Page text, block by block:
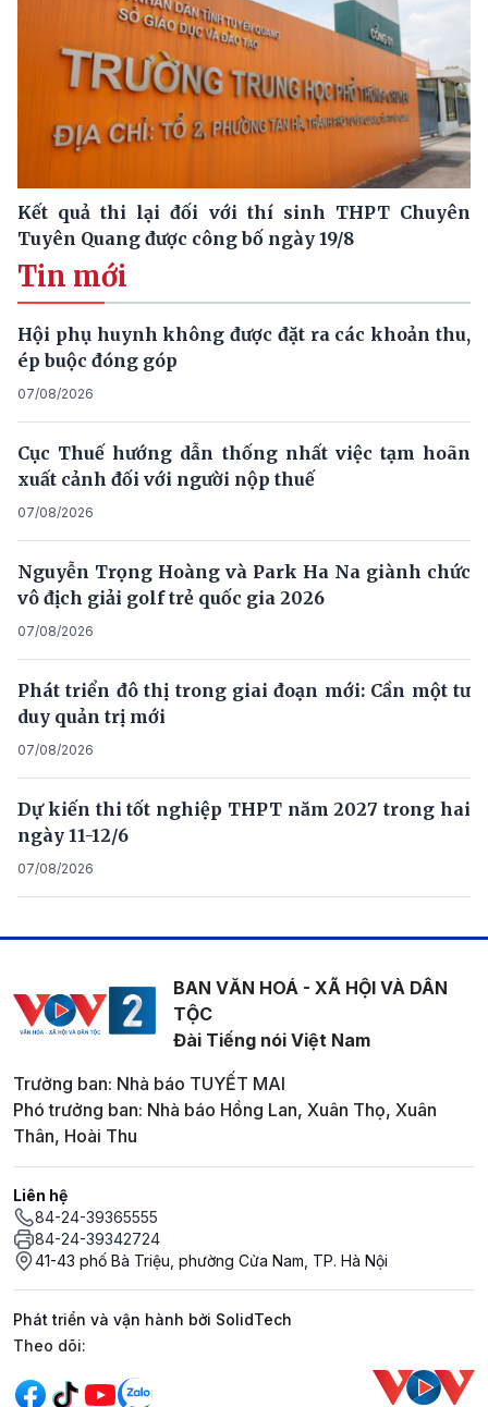
Kết quả thi lại đối với thí sinh THPT Chuyên
Tuyên Quang được công bố ngày 19/8
Tin mới
Hội phụ huynh không được đặt ra các khoản thu,
ép buộc đóng góp
07/08/2026
Cục Thuế hướng dẫn thống nhất việc tạm hoãn
xuất cảnh đối với người nộp thuế
07/08/2026
Nguyễn Trọng Hoàng và Park Ha Na giành chức
vô địch giải golf trẻ quốc gia 2026
07/08/2026
Phát triển đô thị trong giai đoạn mới: Cần một tư
duy quản trị mới
07/08/2026
Dự kiến thi tốt nghiệp THPT năm 2027 trong hai
ngày 11-12/6
07/08/2026
BAN VĂN HOÁ - XÃ HỘI VÀ DÂN
TỘC
Đài Tiếng nói Việt Nam
Trưởng ban: Nhà báo TUYẾT MAI
Phó trưởng ban: Nhà báo Hồng Lan, Xuân Thọ, Xuân
Thân, Hoài Thu
Liên hệ
84-24-39365555
84-24-39342724
41-43 phố Bà Triệu, phường Cửa Nam, TP. Hà Nội
Phát triển và vận hành bởi SolidTech
Mạng xã hội
Theo dõi: